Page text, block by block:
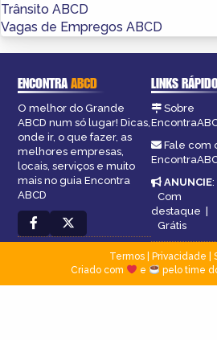
Trânsito ABCD
Vagas de Empregos ABCD
ENCONTRAABCD
O melhor do Grande
ABCD num só lugar! Dicas,
onde ir, o que fazer, as
melhores empresas,
locais, serviços e muito
mais no guia Encontra
ABCD
LINKS
Sobre
Fale com
ANUNCIE:
Com
destaque
Grátis
Termos| Privacidade
Criado com
e pelo time